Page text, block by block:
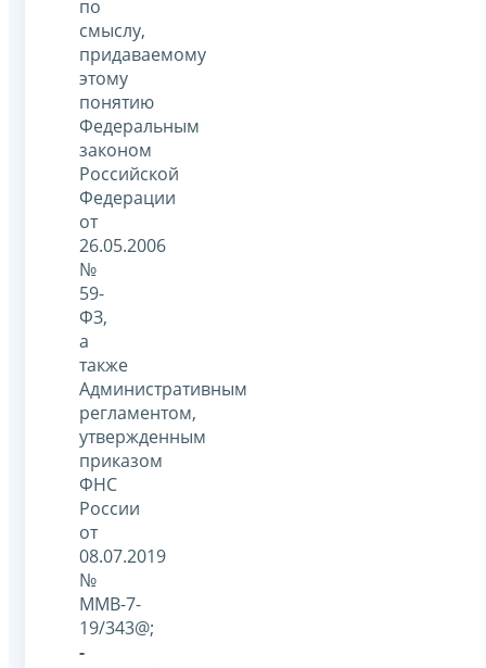
по
смыслу,
придаваемому
этому
понятию
Федеральным
законом
Российской
Федерации
от
26.05.2006
№
59-
ФЗ,
а
также
Административным
регламентом,
утвержденным
приказом
ФНС
России
от
08.07.2019
№
ММВ-7-
19/343@;
-